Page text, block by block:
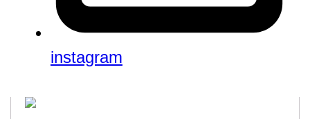
instagram